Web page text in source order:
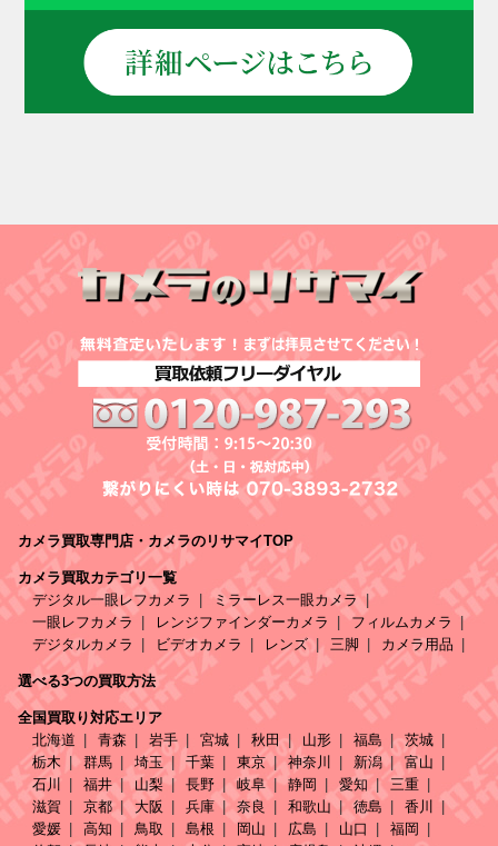
カメラ買取専門店・カメラのリサマイTOP
カメラ買取カテゴリ一覧
デジタル一眼レフカメラ
ミラーレス一眼カメラ
一眼レフカメラ
レンジファインダーカメラ
フィルムカメラ
デジタルカメラ
ビデオカメラ レンズ 三脚 カメラ用品
選べる3つの買取方法
全国買取り対応エリア
北海道
青森 岩手 宮城 秋田 山形 福島
茨城
栃木
群馬 埼玉 千葉 東京 神奈川 新潟
富山
石川
福井 山梨 長野 岐阜 静岡 愛知
三重
滋賀
京都 大阪 兵庫 奈良 和歌山 徳島
香川
愛媛
高知 鳥取 島根 岡山 広島 山口
福岡